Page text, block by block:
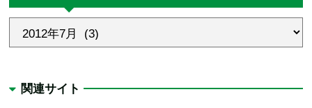
関連サイト